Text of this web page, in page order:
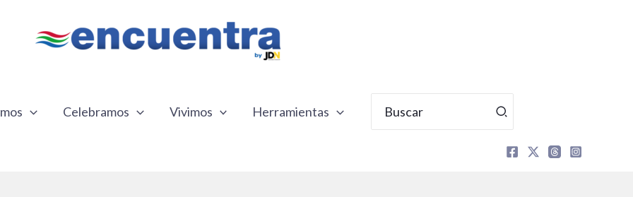
Celebramos Vivimos Herramientas
por: